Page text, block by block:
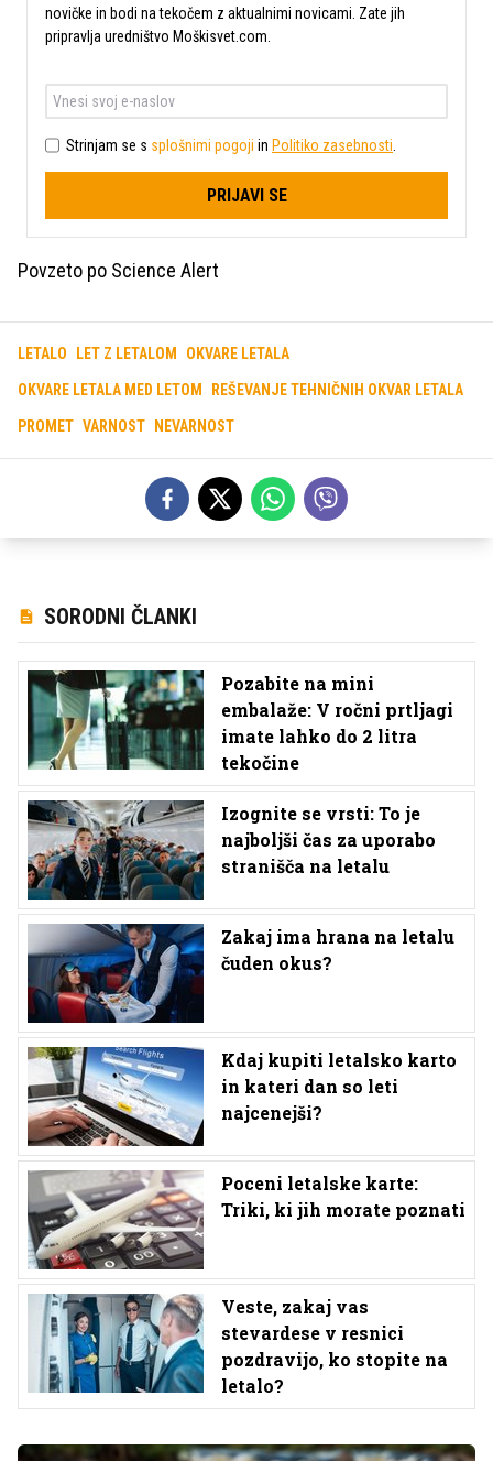
novičke in bodi na tekočem z aktualnimi novicami. Zate jih
pripravlja uredništvo Moškisvet.com.
Strinjam se s splošnimi pogoji in Politiko zasebnosti
PRIJAVI SE
Povzeto po Science Alert
LETALO LET Z LETALOM OKVARE LETALA
OKVARE LETALA MED LETOM REŠEVANJE TEHNIČNIH OKVAR LETALA
PROMET VARNOST NEVARNOST
SORODNI ČLANKI
Pozabite na mini
embalaže: V ročni prtljagi
imate lahko do 2 litra
tekočine
Izognite se vrsti: To je
najboljši čas za uporabo
stranišča na letalu
Zakaj ima hrana na letalu
čuden okus?
Kdaj kupiti letalsko karto
in kateri dan so leti
najcenejši?
Poceni letalske karte:
Triki, ki jih morate poznati
Veste, zakaj vas
stevardese v resnici
pozdravijo, ko stopite na
letalo?